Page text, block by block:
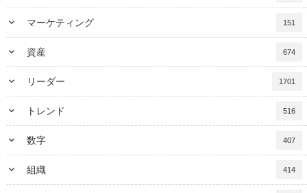
keyboard_arrow_down マーケティング 151
keyboard_arrow_down 資産 674
keyboard_arrow_down リーダー 1701
keyboard_arrow_down トレンド 516
keyboard_arrow_down 数字 407
keyboard_arrow_down 組織 414